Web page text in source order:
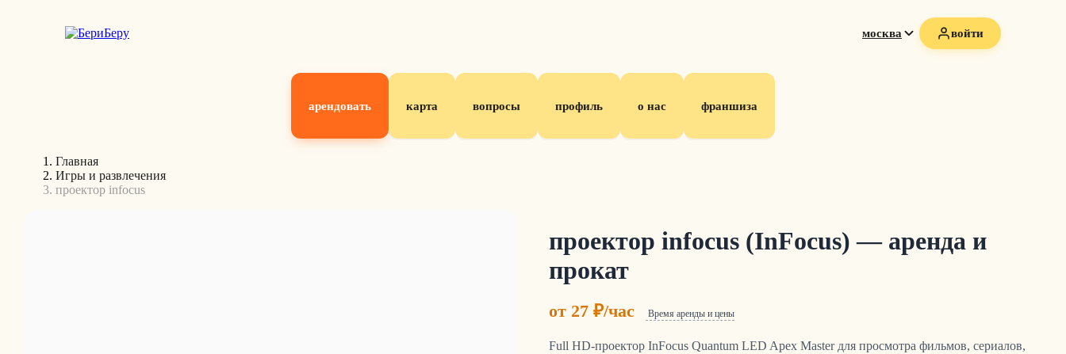
москва войти
арендовать карта вопросы профиль о нас франшиза
Главная
Игры и развлечения
проектор infocus
проектор infocus (InFocus) — аренда и
прокат
от 27 ₽/час Время аренды и цены
Full HD-проектор InFocus Quantum LED Apex Master для просмотра фильмов, сериалов,